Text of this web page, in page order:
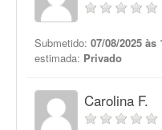
Submetido: 07/08/2025 às
estimada: Privado
Carolina F.